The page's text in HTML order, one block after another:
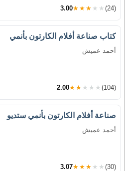
3.00★★★★★ (24)
كتاب صناعة أفلام الكارتون بأنمي
أحمد عميش
2.00★★★★★ (104)
صناعة أفلام الكارتون بأنمي ستديو
أحمد عميش
3.07★★★★★ (30)